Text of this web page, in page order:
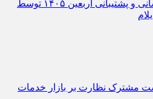
تجلیل از رانندگان ناوگان آبرسانی و پشتیبانی اربعین ۱۴۰۵ توسط
گشت مشترک نظارت بر بازار خدمات